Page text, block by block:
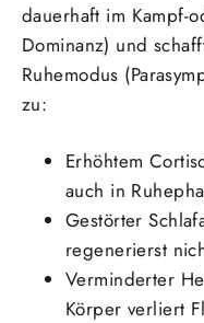
dauerhaft im Kampf-
Dominanz) und
Ruhemodus
zu:
Erhöhtem
auch in
Gestörter
regenerierst
Verminderter
Körper verliert